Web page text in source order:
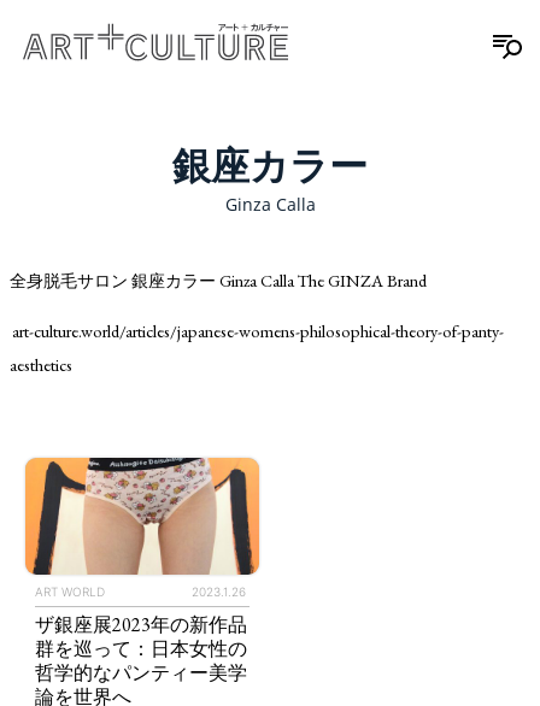
TAGS PEOPLE
銀座カラー
Ginza Calla
全身脱毛サロン 銀座カラー Ginza Calla The GINZA Brand
art-culture.world/articles/japanese-womens-philosophical-theory-of-panty-
aesthetics
ART WORLD 2023.1.26
ザ銀座展2023年の新作品
群を巡って：日本女性の
哲学的なパンティー美学
論を世界へ